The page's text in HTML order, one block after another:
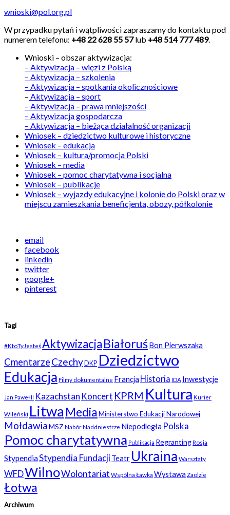
wnioski@pol.org.pl
W przypadku pytań i wątpliwości zapraszamy do kontaktu pod
numerem telefonu: +48 22 628 55 57lub +48 514 777 489.
Wnioski – obszar aktywizacja:
– Aktywizacja – więzi z Polską
– Aktywizacja – szkolenia
– Aktywizacja – spotkania okolicznościowe
– Aktywizacja – sport
– Aktywizacja – prawa mniejszości
– Aktywizacja gospodarcza
– Aktywizacja – bieżąca działalność organizacji
Wniosek – dziedzictwo kulturowe i historyczne
Wniosek – edukacja
Wniosek – kultura/promocja Polski
Wniosek – media
Wniosek – pomoc charytatywna i socjalna
Wniosek – publikacje
Wniosek – wyjazdy edukacyjne i kolonie do Polski oraz w
miejscu zamieszkania beneficjenta, obozy, półkolonie
email
facebook
linkedin
twitter
google+
pinterest
Tagi
#KtoTyJesteśAktywizacjaBiałoruśBon Pierwszaka
CmentarzeCzechyDKP Dziedzictwo
Edukacja Filmy dokumentalne Francja Historia IDA Inwestycje
Jan Paweł II Kazachstan Koncert KPRM Kultura Kurier
Wileński Litwa MediaMinisterstwo Edukacji Narodowej
MołdawiaMSZ NabórNaddniestrze Niepodległa Polska
Pomoc charytatywna Publikacja RegrantingRosja
StypendiaStypendia FundacjiTeatr Ukraina Warsztaty
WFDWilnoWolontariat Wspólna Ławka Wystawa Zaolzie
Łotwa
Archiwum